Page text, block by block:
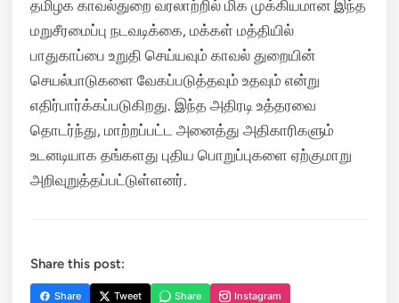
தமிழக காவல்துறை வரலாற்றில் மிக முக்கியமான இந்த
மறுசீரமைப்பு நடவடிக்கை, மக்கள் மத்தியில்
பாதுகாப்பை உறுதி செய்யவும் காவல் துறையின்
செயல்பாடுகளை வேகப்படுத்தவும் உதவும் என்று
எதிர்பார்க்கப்படுகிறது. இந்த அதிரடி உத்தரவை
தொடர்ந்து, மாற்றப்பட்ட அனைத்து அதிகாரிகளும்
உடனடியாக தங்களது புதிய பொறுப்புகளை ஏற்குமாறு
அறிவுறுத்தப்பட்டுள்ளனர்.
Share this post:
Share Tweet Share Instagram